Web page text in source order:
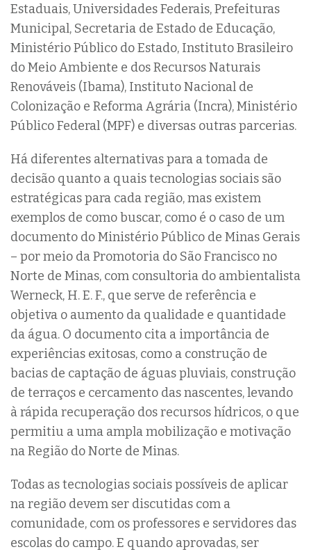
Estaduais, Universidades Federais, Prefeituras
Municipal, Secretaria de Estado de Educação,
Ministério Público do Estado, Instituto Brasileiro
do Meio Ambiente e dos Recursos Naturais
Renováveis (Ibama), Instituto Nacional de
Colonização e Reforma Agrária (Incra), Ministério
Público Federal (MPF) e diversas outras parcerias.
Há diferentes alternativas para a tomada de
decisão quanto a quais tecnologias sociais são
estratégicas para cada região, mas existem
exemplos de como buscar, como é o caso de um
documento do Ministério Público de Minas Gerais
– por meio da Promotoria do São Francisco no
Norte de Minas, com consultoria do ambientalista
Werneck, H. E. F., que serve de referência e
objetiva o aumento da qualidade e quantidade
da água. O documento cita a importância de
experiências exitosas, como a construção de
bacias de captação de águas pluviais, construção
de terraços e cercamento das nascentes, levando
à rápida recuperação dos recursos hídricos, o que
permitiu a uma ampla mobilização e motivação
na Região do Norte de Minas.
Todas as tecnologias sociais possíveis de aplicar
na região devem ser discutidas com a
comunidade, com os professores e servidores das
escolas do campo. E quando aprovadas, ser